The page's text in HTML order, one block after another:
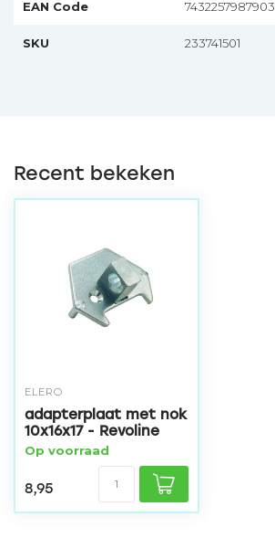
EAN Code 7432257987903
SKU 233741501
Recent bekeken
ELERO
adapterplaat met nok
10x16x17 - Revoline
Op voorraad
8,95